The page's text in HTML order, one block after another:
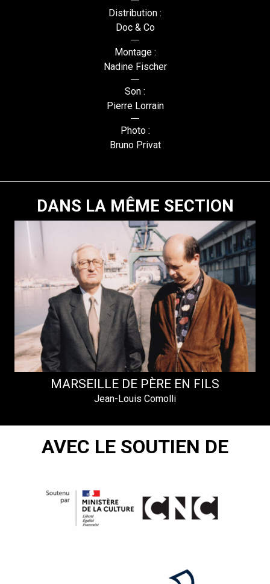
Distribution :
Doc & Co
Montage :
Nadine Fischer
Son :
Pierre Lorrain
Photo :
Bruno Privat
DANS LA MÊME SECTION
MARSEILLE DE PÈRE EN FILS
Jean-Louis Comolli
AVEC LE SOUTIEN DE